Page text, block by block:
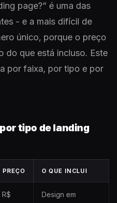
page?” é uma das
- e a mais difícil de
único, porque o preço
do que está incluso. Este
por faixa, por tipo e por
tipo de landing
PREÇO O QUE INCLUI
Design em